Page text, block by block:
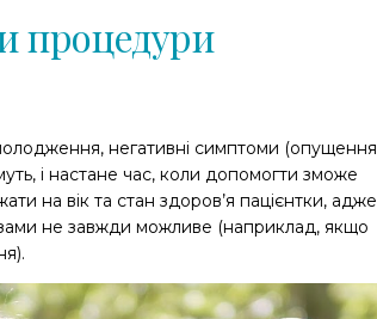
процедури
негативні симптоми (опущення
і настане час, коли допомогти зможе
на вік та стан здоров’я пацієнтки, адже
не завжди можливе (наприклад, якщо